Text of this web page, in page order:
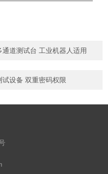
道测试台 工业机器人适用
设备 双重密码权限